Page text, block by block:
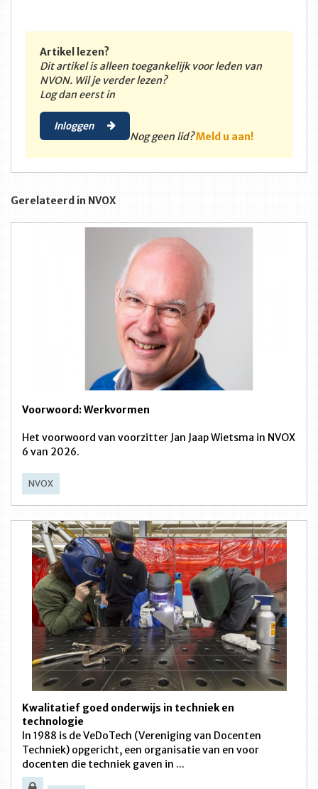
Artikel lezen?
Dit artikel is alleen toegankelijk voor leden van
NVON. Wil je verder lezen?
Log dan eerst in
Inloggen
Nog geen lid?Meld u aan!
Gerelateerd in NVOX
Voorwoord: Werkvormen
Het voorwoord van voorzitter Jan Jaap Wietsma in NVOX
6 van 2026.
NVOX
Kwalitatief goed onderwijs in techniek en
technologie
In 1988 is de VeDoTech (Vereniging van Docenten
Techniek) opgericht, een organisatie van en voor
docenten die techniek gaven in ...